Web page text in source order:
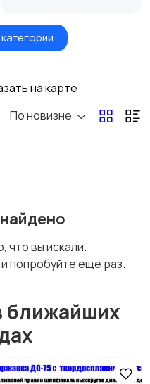
на карте
По новизне
что вы искали.
попробуйте еще раз.
ближайших